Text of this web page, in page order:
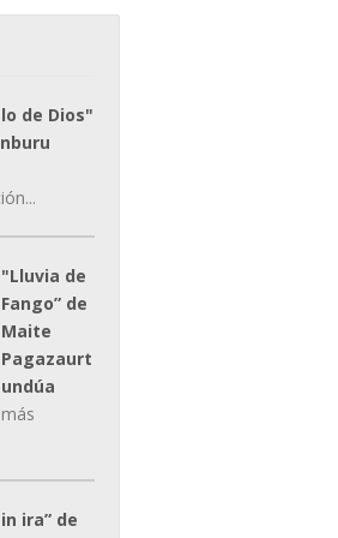
de Dios"
"Lluvia de
Fango” de
Maite
Pagazaurt
undúa
más
ira” de